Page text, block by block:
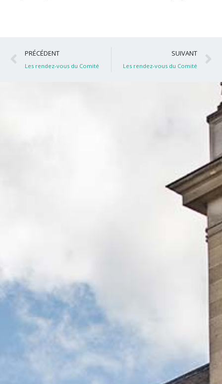
Précédent
PRÉCÉDENT
Les rendez-vous du Comité
SUIVANT
Les rendez-vous du Comité